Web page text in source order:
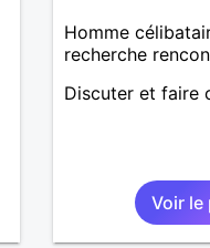
Homme
recherche
Discuter et faire
Voir le